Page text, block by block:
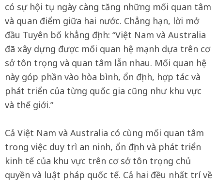
có sự hội tụ ngày càng tăng những mối quan tâm
và quan điểm giữa hai nước. Chẳng hạn, lời mở
đầu Tuyên bố khẳng định: “Việt Nam và Australia
đã xây dựng được mối quan hệ mạnh dựa trên cơ
sở tôn trọng và quan tâm lẫn nhau. Mối quan hệ
này góp phần vào hòa bình, ổn định, hợp tác và
phát triển của từng quốc gia cũng như khu vực
và thế giới.”
Cả Việt Nam và Australia có cùng mối quan tâm
trong việc duy trì an ninh, ổn định và phát triển
kinh tế của khu vực trên cơ sở tôn trọng chủ
quyền và luật pháp quốc tế. Cả hai đều nhất trí về